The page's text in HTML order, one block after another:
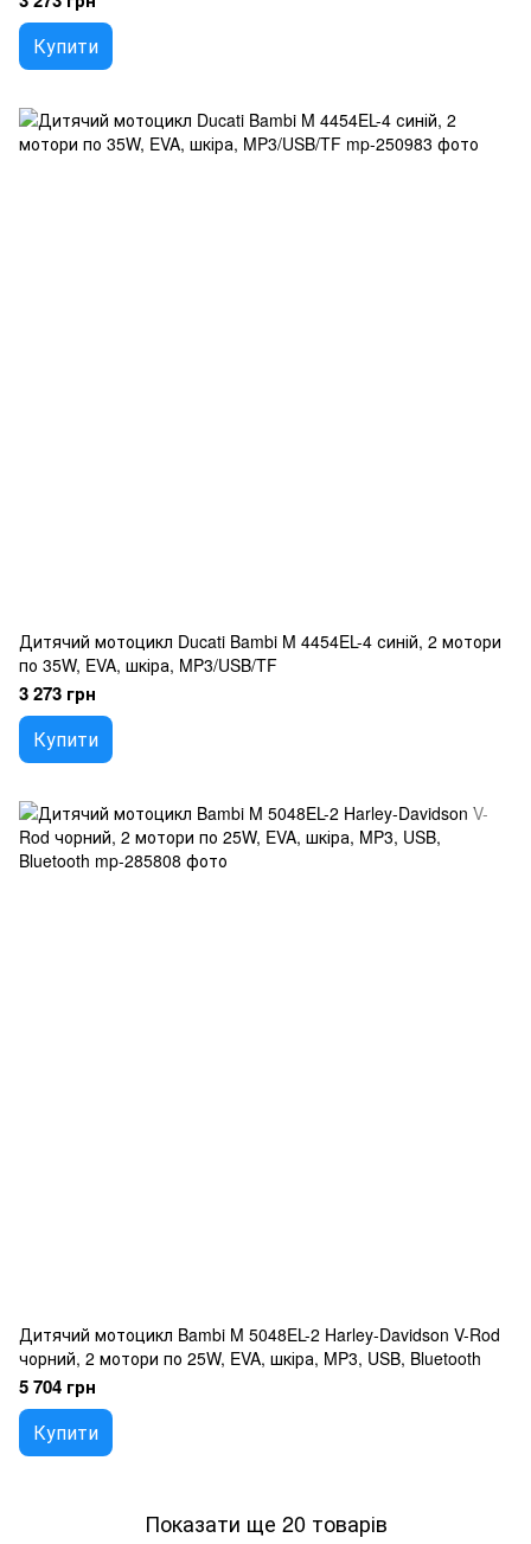
Купити
Дитячий мотоцикл Ducati Bambi M 4454EL-4 синій, 2 мотори
по 35W, EVA, шкіра, MP3/USB/TF
3 273 грн
Купити
Дитячий мотоцикл Bambi M 5048EL-2 Harley-Davidson V-Rod
чорний, 2 мотори по 25W, EVA, шкіра, MP3, USB, Bluetooth
5 704 грн
Купити
Показати ще 20 товарів